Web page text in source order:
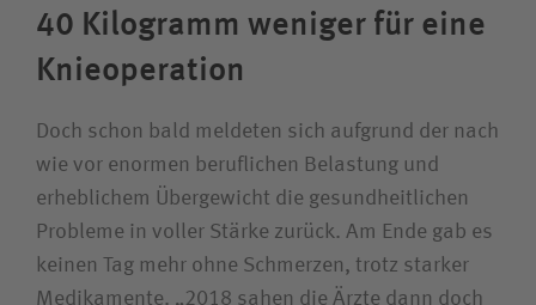
40 Kilogramm weniger für eine
Knie­operation
Doch schon bald meldeten sich aufgrund der nach
wie vor enormen beruflichen Belastung und
erheblichem Übergewicht die gesundheitlichen
Probleme in voller Stärke zurück. Am Ende gab es
keinen Tag mehr ohne Schmerzen, trotz starker
Medikamente. „2018 sahen die Ärzte dann doch